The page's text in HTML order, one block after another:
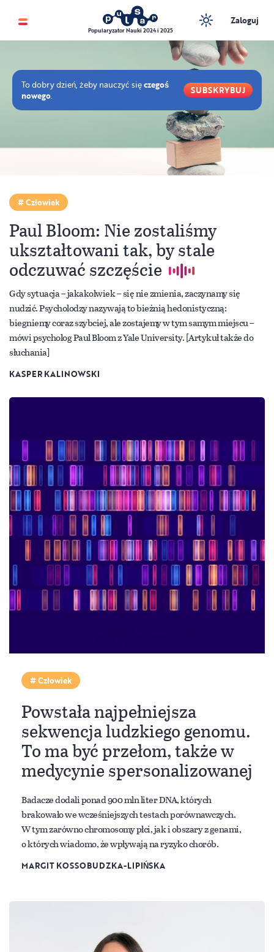
Popularyzator Nauki 2024 i 2025
Zaloguj
Człowiek
Paul Bloom: Nie zostaliśmy
ukształtowani tak, by stale
odczuwać szczęście
Gdy sytuacja – jakakolwiek – się nie zmienia, zaczynamy się
nudzić. Psycholodzy nazywają to bieżnią hedonistyczną:
biegniemy coraz szybciej, ale zostajemy w tym samym miejscu –
mówi psycholog Paul Bloom z Yale University. [Artykuł także do
słuchania]
KASPER KALINOWSKI
Człowiek
Powstała najpełniejsza
sekwencja ludzkiego genomu.
To ma być przełom, także w
medycynie spersonalizowanej
Badacze dodali ponad 900 mln liter DNA, których
brakowało we wcześniejszych testach porównawczych.
W tym zarówno chromosomy płci, jak i obszary z genami,
o których wiadomo, że wpływają na ryzyko chorób.
MARGIT KOSSOBUDZKA-LIPIŃSKA
To dobry dzień, żeby nauczyć sięczegoś
nowego. SUBSKRYBUJ